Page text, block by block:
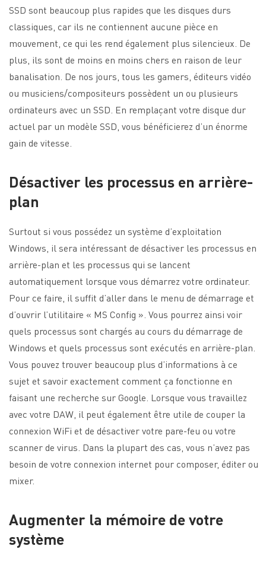
SSD sont beaucoup plus rapides que les disques durs
classiques, car ils ne contiennent aucune pièce en
mouvement, ce qui les rend également plus silencieux. De
plus, ils sont de moins en moins chers en raison de leur
banalisation. De nos jours, tous les gamers, éditeurs vidéo
ou musiciens/compositeurs possèdent un ou plusieurs
ordinateurs avec un SSD. En remplaçant votre disque dur
actuel par un modèle SSD, vous bénéficierez d’un énorme
gain de vitesse.
Désactiver les processus en arrière-
plan
Surtout si vous possédez un système d’exploitation
Windows, il sera intéressant de désactiver les processus en
arrière-plan et les processus qui se lancent
automatiquement lorsque vous démarrez votre ordinateur.
Pour ce faire, il suffit d’aller dans le menu de démarrage et
d’ouvrir l’utilitaire « MS Config ». Vous pourrez ainsi voir
quels processus sont chargés au cours du démarrage de
Windows et quels processus sont exécutés en arrière-plan.
Vous pouvez trouver beaucoup plus d’informations à ce
sujet et savoir exactement comment ça fonctionne en
faisant une recherche sur Google. Lorsque vous travaillez
avec votre DAW, il peut également être utile de couper la
connexion WiFi et de désactiver votre pare-feu ou votre
scanner de virus. Dans la plupart des cas, vous n’avez pas
besoin de votre connexion internet pour composer, éditer ou
mixer.
Augmenter la mémoire de votre
système